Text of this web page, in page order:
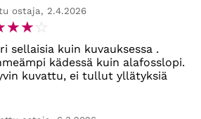
ostaja, 2.4.2026
☆☆☆
sellaisia kuin kuvauksessa .
kädessä kuin alafosslopi.
kuvattu, ei tullut yllätyksiä